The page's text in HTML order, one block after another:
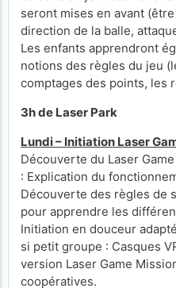
seront mises en avant
direction de la balle,
Les enfants apprendront
notions des règles du jeu
comptages des points, les
3h de Laser Park
Lundi – Initiation Laser
Découverte du Laser
: Explication du
Découverte des règles de
pour apprendre les
Initiation en douceur
si petit groupe : Casques
version Laser Game
coopératives.